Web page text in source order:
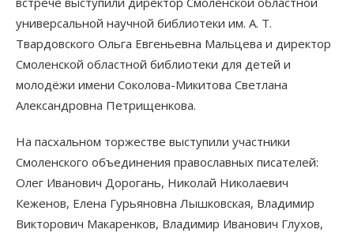
универсальной научной библиотеки им. А. Т.
Твардовского Ольга Евгеньевна Мальцева и директор
Смоленской областной библиотеки для детей и
молодёжи имени Соколова-Микитова Светлана
Александровна Петрищенкова.
На пасхальном торжестве выступили участники
Смоленского объединения православных писателей:
Олег Иванович Дорогань, Николай Николаевич
Кеженов, Елена Гурьяновна Лышковская, Владимир
Викторович Макаренков, Владимир Иванович Глухов,